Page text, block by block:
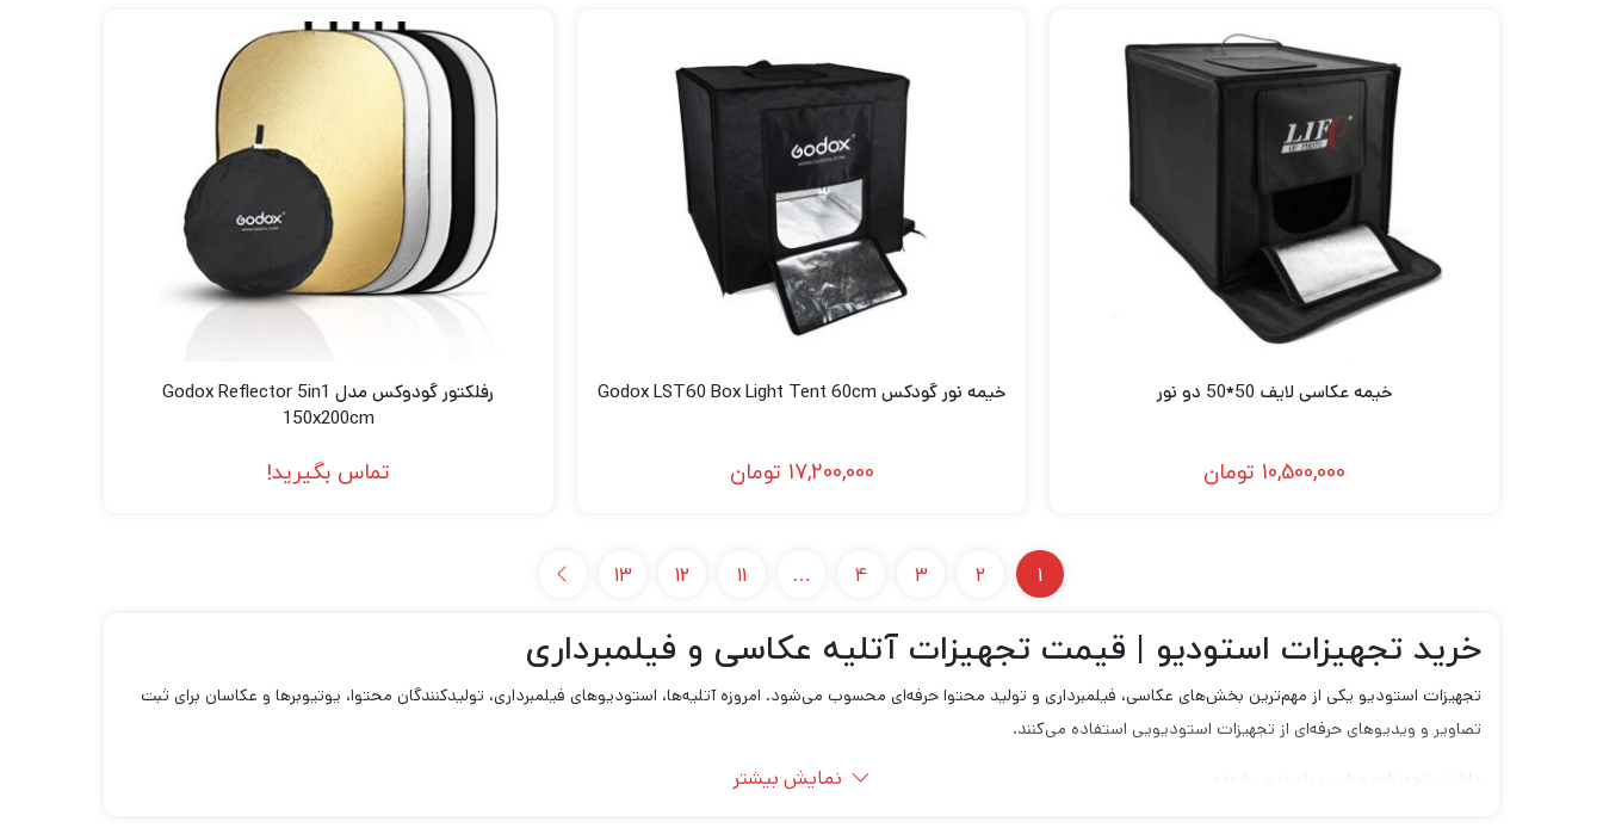
خیمه عکاسی لایف 50*50 دو نور
10,500,000 تومان
خیمه نور گودکس Godox LST60 Box Light Tent 60cm
17,200,000 تومان
رفلکتور گودوکس مدل Godox Reflector 5in1
150x200cm
تماس بگیرید!
1
2
3
4
…
11
12
13
خرید تجهیزات استودیو | قیمت تجهیزات آتلیه عکاسی و فیلمبرداری
تجهیزات استودیو یکی از مهم‌ترین بخش‌های عکاسی، فیلمبرداری و تولید محتوا حرفه‌ای محسوب می‌شود. امروزه آتلیه‌ها، استودیوهای فیلمبرداری، تولیدکنندگان محتوا، یوتیوبرها و عکاسان برای ثبت
تصاویر و ویدیوهای حرفه‌ای از تجهیزات استودیویی استفاده می‌کنند.
داشتن تجهیزات مناسب باعث می‌شود: نمایش بیشتر